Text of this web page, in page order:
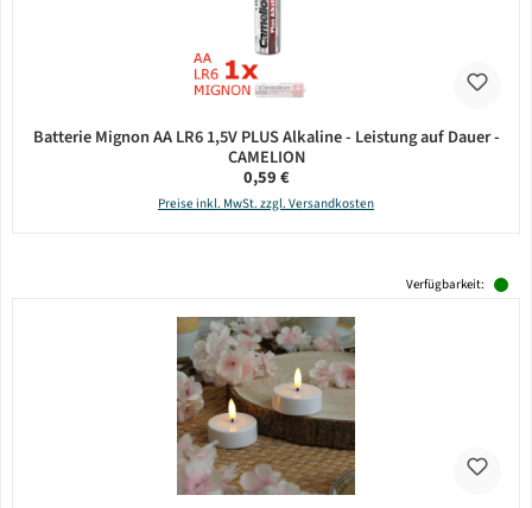
Batterie Mignon AA LR6 1,5V PLUS Alkaline - Leistung auf Dauer -
CAMELION
Regulärer Preis:
0,59 €
Preise inkl. MwSt. zzgl. Versandkosten
Verfügbarkeit: